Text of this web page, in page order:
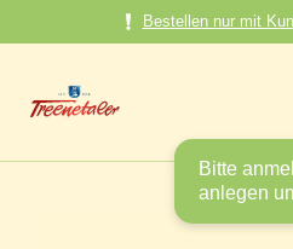
Bestellen nur mit
Bitte
anlegen